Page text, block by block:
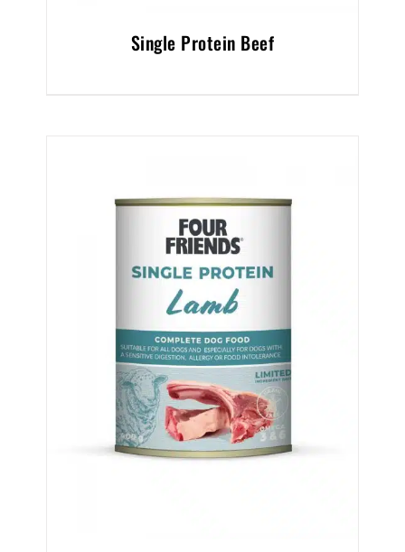
Single Protein Beef